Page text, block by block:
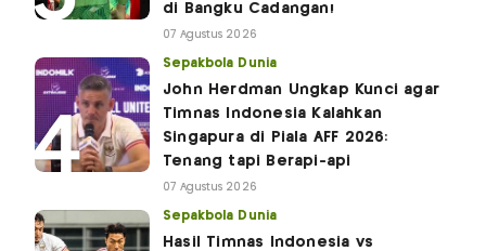
di Bangku Cadangan!
07 Agustus 2026
Sepakbola Dunia
John Herdman Ungkap Kunci agar
Timnas Indonesia Kalahkan
Singapura di Piala AFF 2026:
Tenang tapi Berapi-api
07 Agustus 2026
Sepakbola Dunia
Hasil Timnas Indonesia vs